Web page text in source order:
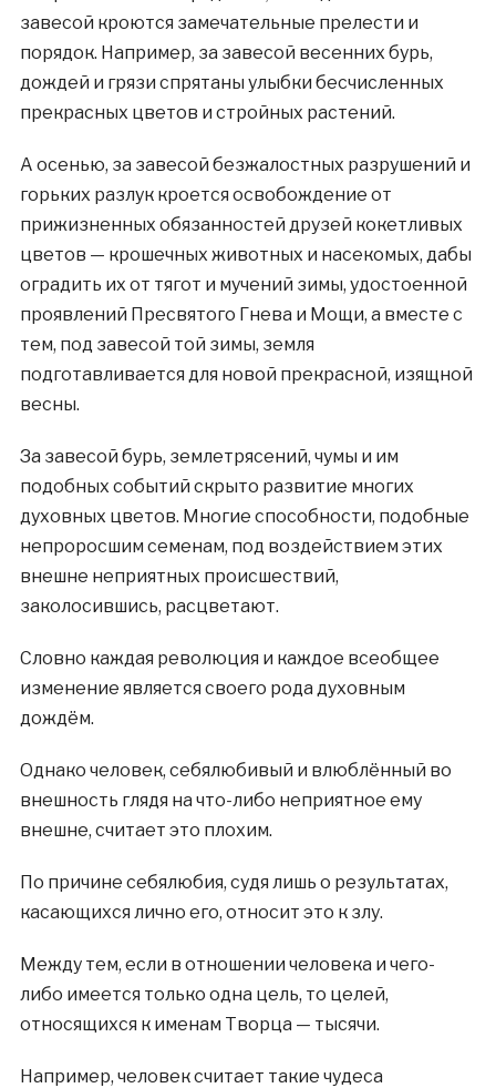
завесой кроются замечательные прелести и
порядок. Например, за завесой весенних бурь,
дождей и грязи спрятаны улыбки бесчисленных
прекрасных цветов и стройных растений.
А осенью, за завесой безжалостных разрушений и
горьких разлук кроется освобождение от
прижизненных обязанностей друзей кокетливых
цветов — крошечных животных и насекомых, дабы
оградить их от тягот и мучений зимы, удостоенной
проявлений Пресвятого Гнева и Мощи, а вместе с
тем, под завесой той зимы, земля
подготавливается для новой прекрасной, изящной
весны.
За завесой бурь, землетрясений, чумы и им
подобных событий скрыто развитие многих
духовных цветов. Многие способности, подобные
непроросшим семенам, под воздействием этих
внешне неприятных происшествий,
заколосившись, расцветают.
Словно каждая революция и каждое всеобщее
изменение является своего рода духовным
дождём.
Однако человек, себялюбивый и влюблённый во
внешность глядя на что-либо неприятное ему
внешне, считает это плохим.
По причине себялюбия, судя лишь о результатах,
касающихся лично его, относит это к злу.
Между тем, если в отношении человека и чего-
либо имеется только одна цель, то целей,
относящихся к именам Творца — тысячи.
Например, человек считает такие чудеса